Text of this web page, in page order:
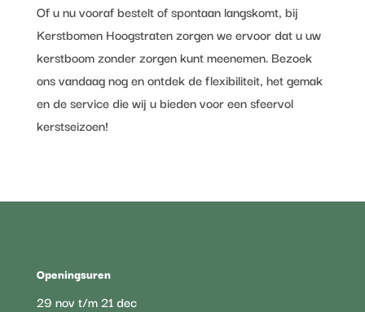
Of u nu vooraf bestelt of spontaan langskomt, bij
Kerstbomen Hoogstraten zorgen we ervoor dat u uw
kerstboom zonder zorgen kunt meenemen. Bezoek
ons vandaag nog en ontdek de flexibiliteit, het gemak
en de service die wij u bieden voor een sfeervol
kerstseizoen!
Openingsuren
29 nov t/m 21 dec